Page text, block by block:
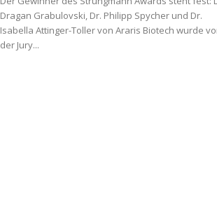
Dragan Grabulovski, Dr. Philipp Spycher und Dr.
Isabella Attinger-Toller von Araris Biotech wurde
der Jury...